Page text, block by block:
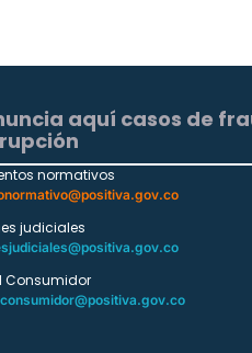
aquí casos de
normativos
judiciales
Consumidor